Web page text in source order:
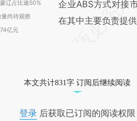
辽占比逾50%
尚待观察
亿元
企业ABS方式对接
在其中主要负责提
本文共计831字 订阅后继续阅读
登录后获取已订阅的阅读权限